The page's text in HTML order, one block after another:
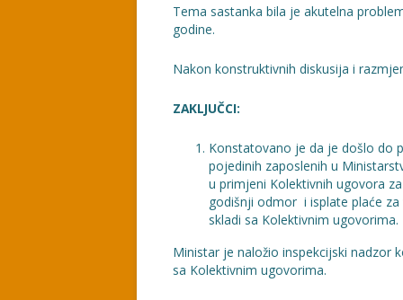
Tema sastanka bila je akutelna
godine.
Nakon konstruktivnih diskusija i
ZAKLJUČCI:
Konstatovano je da je došlo do
pojedinih zaposlenih u
u primjeni Kolektivnih ugovora
godišnji odmor i isplate plaće
skladi sa Kolektivnim ugovorima.
Ministar je naložio inspekcijski nadzor
sa Kolektivnim ugovorima.